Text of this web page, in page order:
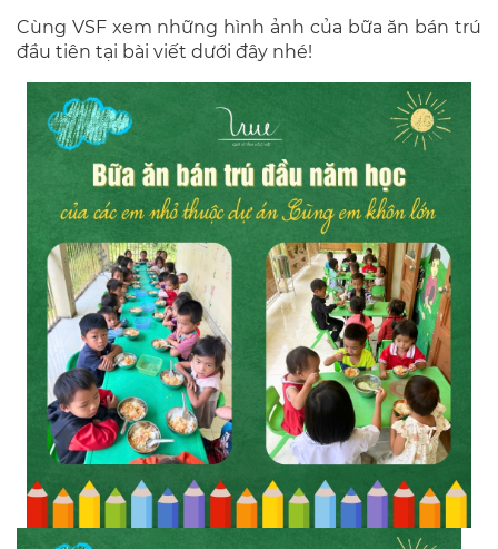
Cùng VSF xem những hình ảnh của bữa ăn bán trú
đầu tiên tại bài viết dưới đây nhé!